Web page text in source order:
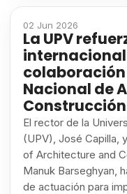
02 Jun 2026
La UPV
Nacional de
El rector de la
(UPV), José Capilla,
of Architecture and
Manuk Barseghyan,
de actuación para